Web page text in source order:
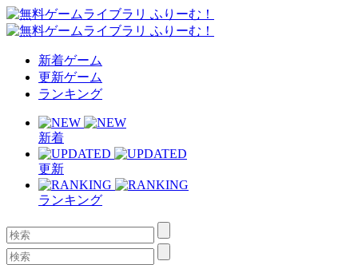
新着ゲーム
更新ゲーム
ランキング
新着
更新
ランキング